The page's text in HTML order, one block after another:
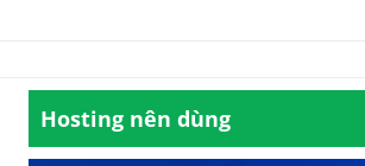
Hosting nên dùng